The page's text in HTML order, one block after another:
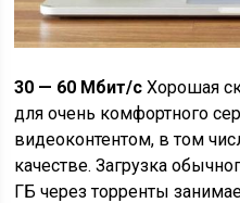
30 — 60 Мбит/с Хорошая
для очень комфортного
видеоконтентом, в том
качестве. Загрузка
ГБ через торренты